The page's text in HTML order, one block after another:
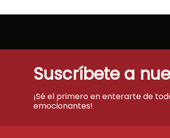
Suscríbete a
¡Sé el primero en enterarte de
emocionantes!